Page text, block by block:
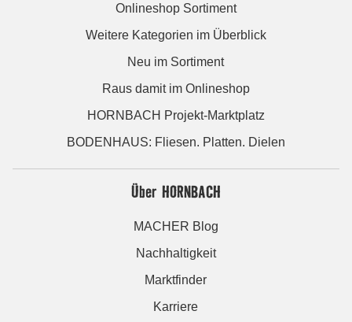
Onlineshop Sortiment
Weitere Kategorien im Überblick
Neu im Sortiment
Raus damit im Onlineshop
HORNBACH Projekt-Marktplatz
BODENHAUS: Fliesen. Platten. Dielen
Über HORNBACH
MACHER Blog
Nachhaltigkeit
Marktfinder
Karriere